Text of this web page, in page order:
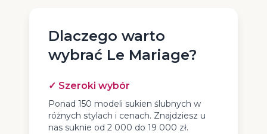
Dlaczego warto
wybrać Le Mariage?
✓ Szeroki wybór
Ponad 150 modeli sukien ślubnych w
różnych stylach i cenach. Znajdziesz u
nas suknie od 2 000 do 19 000 zł.